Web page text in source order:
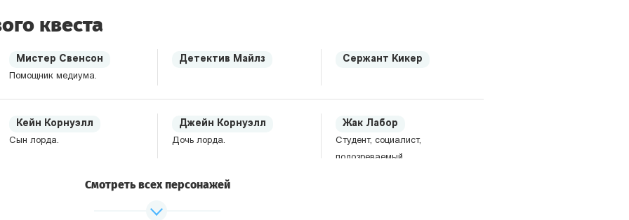
квеста
Мистер Свенсон
Помощник медиума.
Детектив Майлз Сержант Кикер
Кейн Корнуэлл
Сын лорда.
Джейн Корнуэлл
Дочь лорда.
Жак Лабор
Студент, социалист,
подозреваемый.
Смотреть всех персонажей